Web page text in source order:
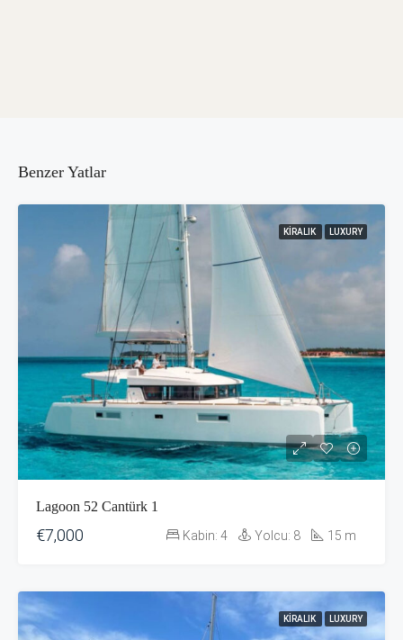
Benzer Yatlar
KIRALIK LUXURY
Lagoon 52 Cantürk 1
€7,000 Kabin: 4 Yolcu: 8 15 m
KIRALIK LUXURY